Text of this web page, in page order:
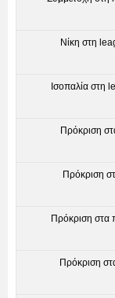
Νίκη στη
Ισοπαλία στη
Πρόκριση
Πρόκριση
Πρόκριση στα
Πρόκριση